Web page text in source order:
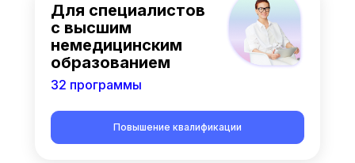
Для специалистов
с высшим
немедицинским
образованием
Повышение квалификации
32 программы